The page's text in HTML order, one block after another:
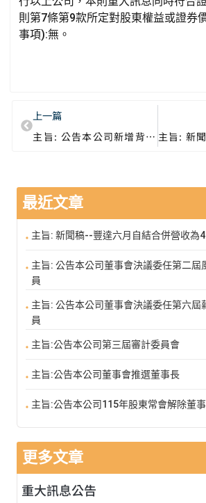
則第7條第9款所定對股東權益或證券
事項):無。
上一篇
主旨: 公告本公司新增背書保證金額達處理準則第25條第1項第3款相關事宜。
最近文章
主旨: 新聞稿--豐達六月自結合併營收為
主旨: 公告本公司董事會決議委任第二屆
員
主旨: 公告本公司董事會決議委任第六屆
員
主旨:公告本公司第三屆審計委員會
主旨:公告本公司董事會推選董事長
主旨:公告本公司115年股東常會解除董
更多文章
重大訊息公告